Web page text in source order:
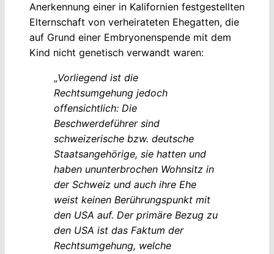
Anerkennung einer in Kalifornien festgestellten
Elternschaft von verheirateten Ehegatten, die
auf Grund einer Embryonenspende mit dem
Kind nicht genetisch verwandt waren:
„Vorliegend ist die
Rechtsumgehung jedoch
offensichtlich: Die
Beschwerdeführer sind
schweizerische bzw. deutsche
Staatsangehörige, sie hatten und
haben ununterbrochen Wohnsitz in
der Schweiz und auch ihre Ehe
weist keinen Berührungspunkt mit
den USA auf. Der primäre Bezug zu
den USA ist das Faktum der
Rechtsumgehung, welche